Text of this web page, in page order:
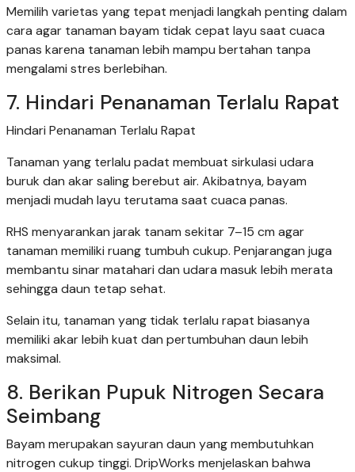
Memilih varietas yang tepat menjadi langkah penting dalam
cara agar tanaman bayam tidak cepat layu saat cuaca
panas karena tanaman lebih mampu bertahan tanpa
mengalami stres berlebihan.
7. Hindari Penanaman Terlalu Rapat
Hindari Penanaman Terlalu Rapat
Tanaman yang terlalu padat membuat sirkulasi udara
buruk dan akar saling berebut air. Akibatnya, bayam
menjadi mudah layu terutama saat cuaca panas.
RHS menyarankan jarak tanam sekitar 7–15 cm agar
tanaman memiliki ruang tumbuh cukup. Penjarangan juga
membantu sinar matahari dan udara masuk lebih merata
sehingga daun tetap sehat.
Selain itu, tanaman yang tidak terlalu rapat biasanya
memiliki akar lebih kuat dan pertumbuhan daun lebih
maksimal.
8. Berikan Pupuk Nitrogen Secara
Seimbang
Bayam merupakan sayuran daun yang membutuhkan
nitrogen cukup tinggi. DripWorks menjelaskan bahwa